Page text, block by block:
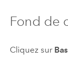
Fond de
Cliquez sur